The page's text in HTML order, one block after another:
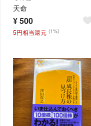
天命
¥500
5円相当還元 (1%)